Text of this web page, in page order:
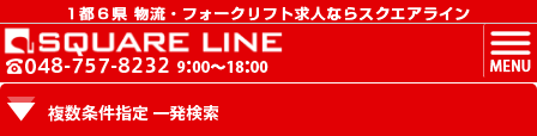
MENU
複数条件指定 一発検索